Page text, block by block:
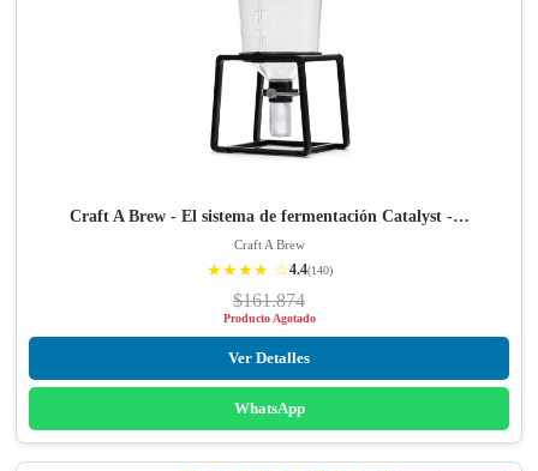
Craft A Brew - El sistema de fermentación Catalyst -…
Craft A Brew
★★★★ ☆4.4(140)
$161.874
Producto Agotado
Ver Detalles
WhatsApp